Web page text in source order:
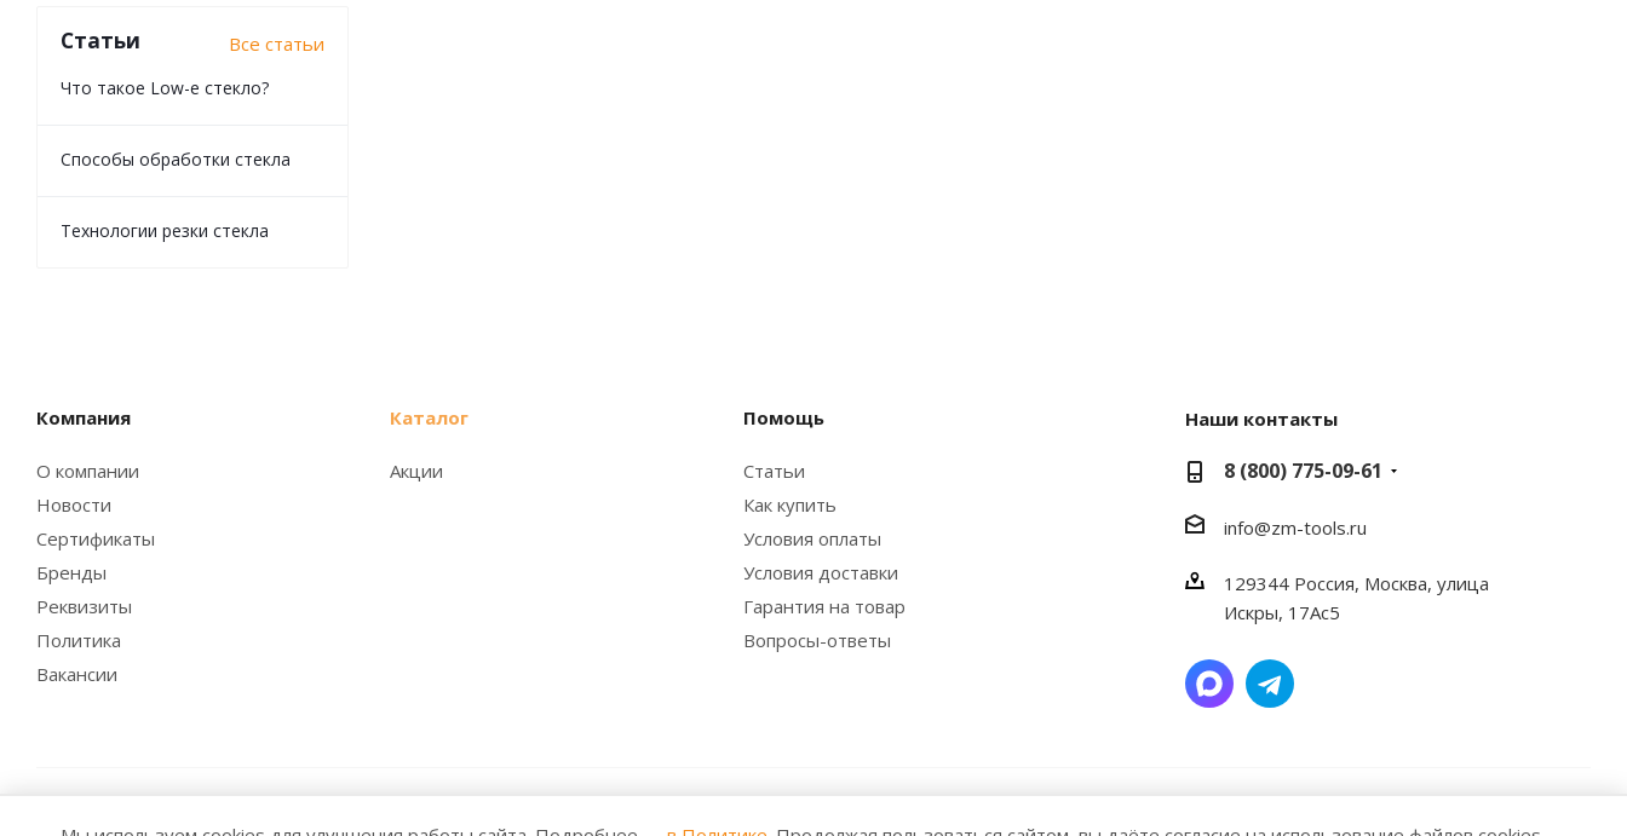
Статьи Все статьи
Что такое Low-e стекло?
Способы обработки стекла
Технологии резки стекла
Компания
О компании
Новости
Сертификаты
Бренды
Реквизиты
Политика
Вакансии
Каталог
Акции
Помощь
Статьи
Как купить
Условия оплаты
Условия доставки
Гарантия на товар
Вопросы-ответы
Наши контакты
8 (800) 775-09-61
info@zm-tools.ru
129344 Россия, Москва, улица
Искры, 17Ас5
2026 © Заубер Машинери - Обеспечивая превосходство. Все права защищены. Любое использование либо копирование материалов или подборки материалов сайта,